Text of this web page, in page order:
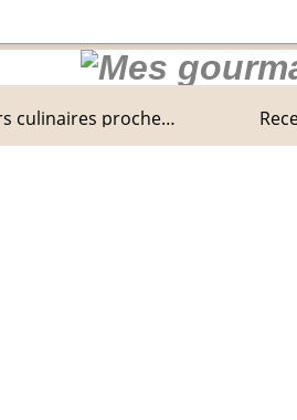
Ateliers culinaires proche Center Parcs en Normandie